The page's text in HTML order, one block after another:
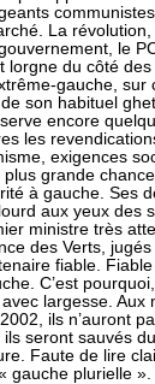
La
le
lorgne du côté
gauche,
son habituel
encore
les
exigences
grande
à gauche. Ses
aux yeux des
ministre très
des Verts,
fiable.
C’est
largesse.
ils n’auront
seront sauvés
Faute de lire
gauche plurielle ».